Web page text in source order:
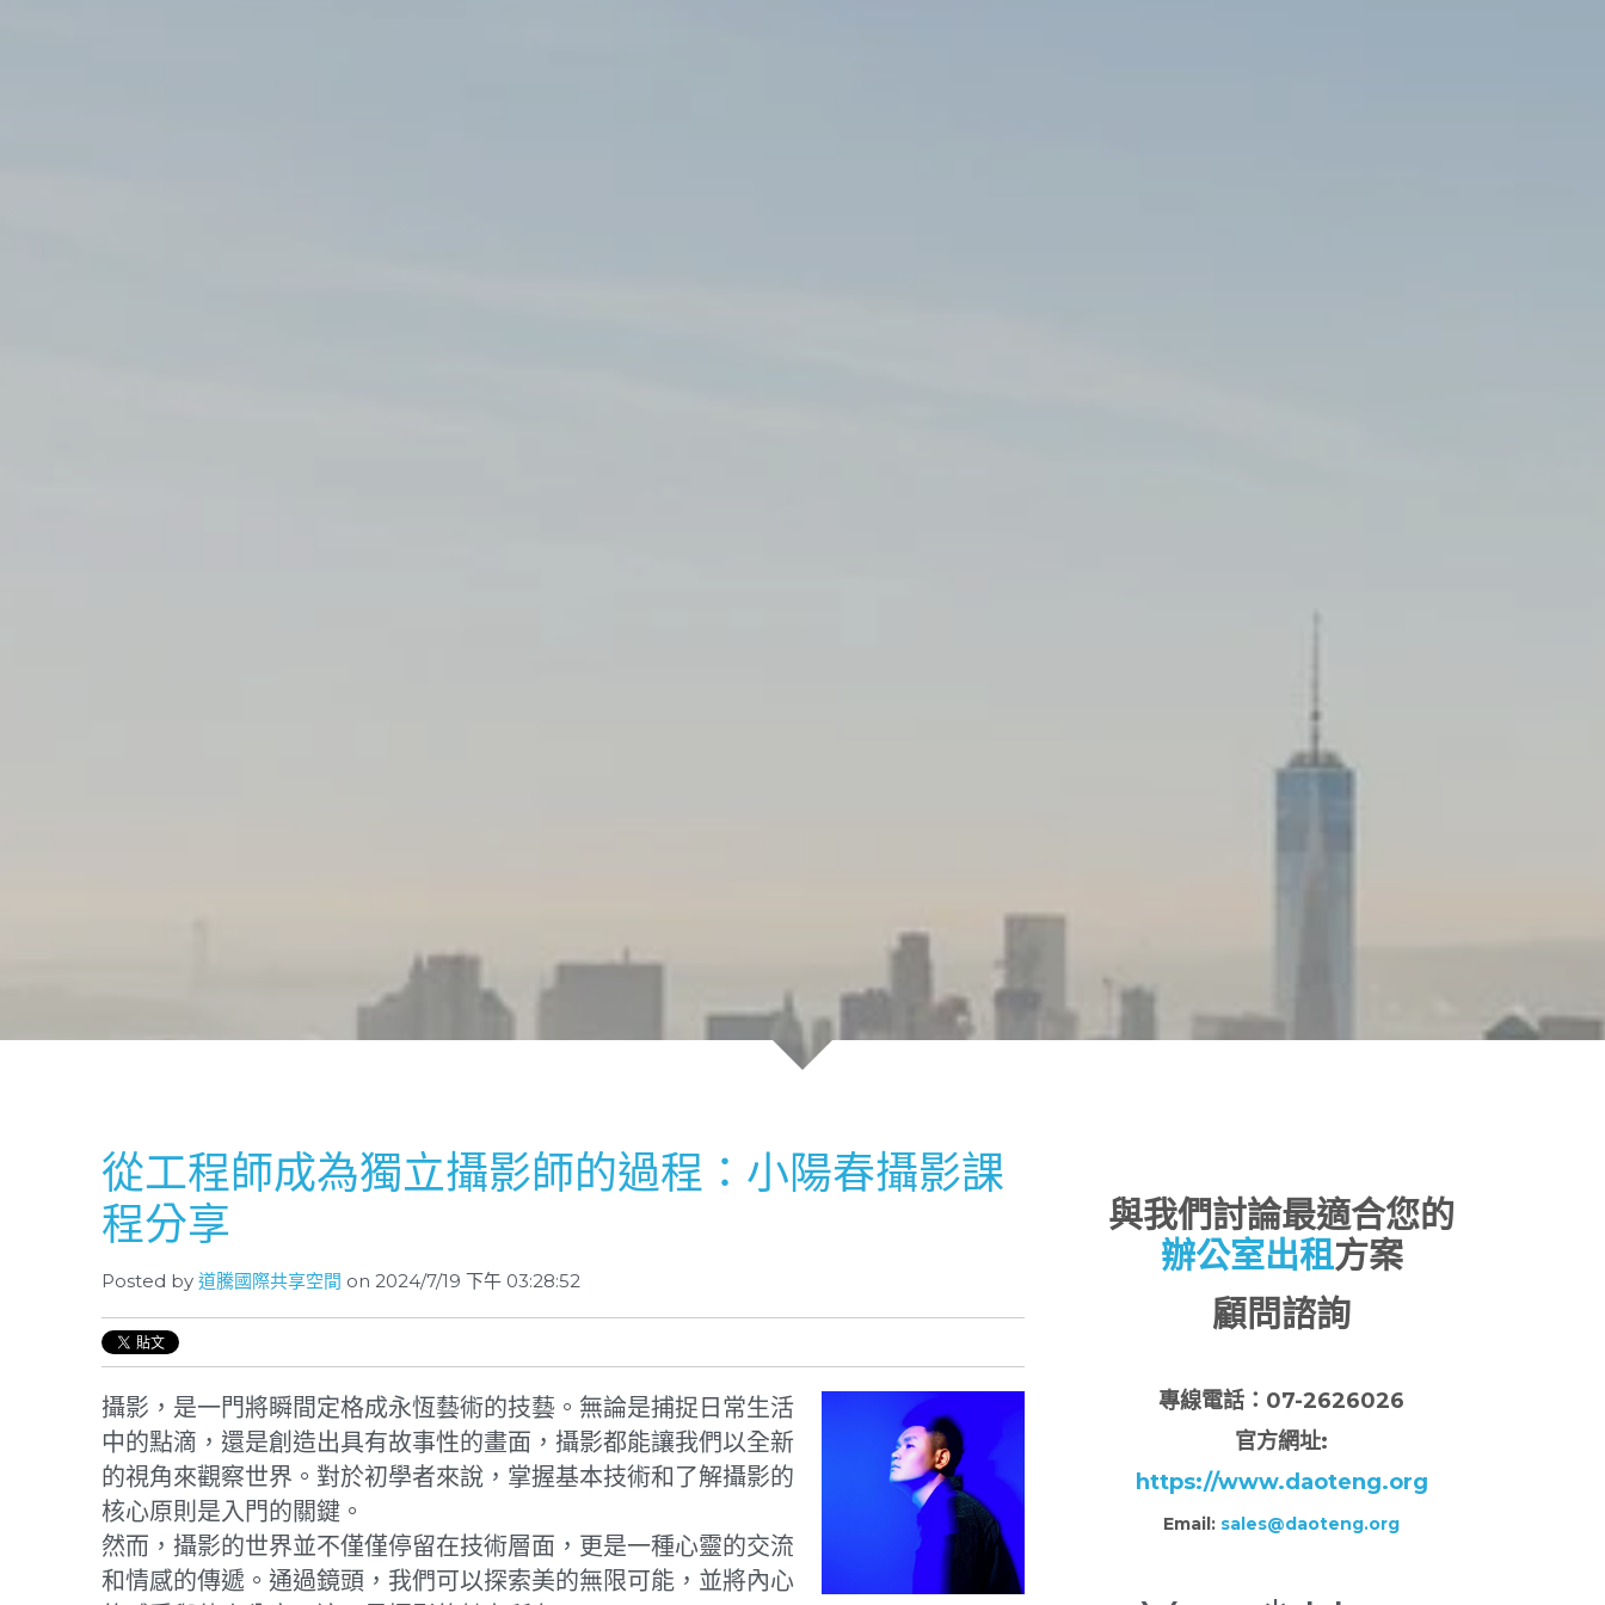
從工程師成為獨立攝影師的過程：小陽春攝影課
程分享
Posted by 道騰國際共享空間 on 2024/7/19 下午 03:28:52
攝影，是一門將瞬間定格成永恆藝術的技藝。無論是捕捉日常生活
中的點滴，還是創造出具有故事性的畫面，攝影都能讓我們以全新
的視角來觀察世界。對於初學者來說，掌握基本技術和了解攝影的
核心原則是入門的關鍵。
然而，攝影的世界並不僅僅停留在技術層面，更是一種心靈的交流
和情感的傳遞。通過鏡頭，我們可以探索美的無限可能，並將內心
與我們討論最適合您的
辦公室出租方案
顧問諮詢
專線電話：07-2626026
官方網址:
https://www.daoteng.org
Email: sales@daoteng.org